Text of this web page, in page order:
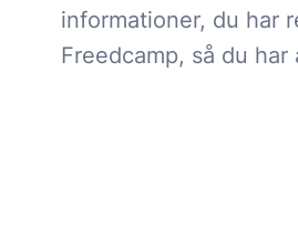
informationer, du har
Freedcamp, så du